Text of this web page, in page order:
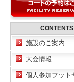
CONTENTS
施設のご案内
大会情報
個人参加フット